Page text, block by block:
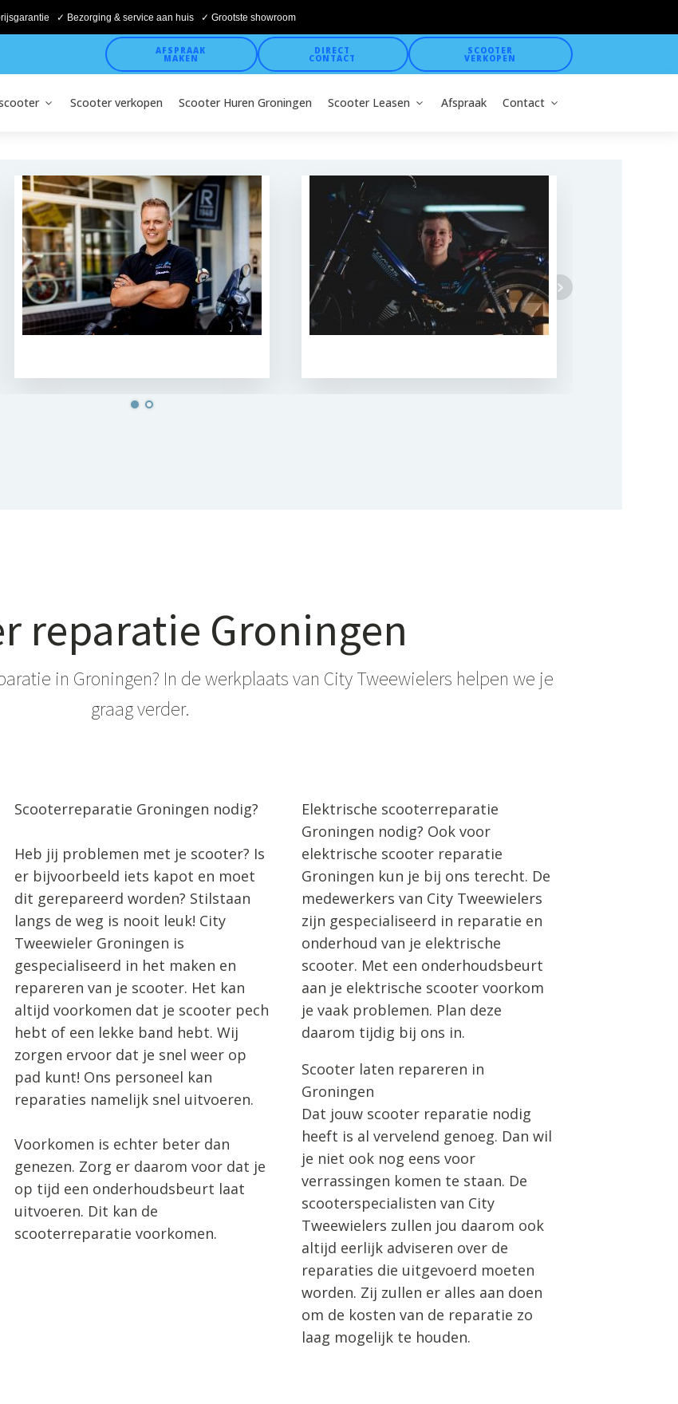
✓ Bezorging & service aan huis ✓ Grootste showroom
AFSPRAAK
MAKEN
DIRECT
CONTACT
SCOOTER
VERKOPEN
Scooter verkopen Scooter Huren Groningen Scooter Leasen Afspraak Contact
reparatie Groningen
in Groningen? In de werkplaats van City Tweewielers helpen we je
graag verder.
Scooterreparatie Groningen nodig?
Heb jij problemen met je scooter? Is
er bijvoorbeeld iets kapot en moet
dit gerepareerd worden? Stilstaan
langs de weg is nooit leuk! City
Tweewieler Groningen is
gespecialiseerd in het maken en
repareren van je scooter. Het kan
altijd voorkomen dat je scooter pech
hebt of een lekke band hebt. Wij
zorgen ervoor dat je snel weer op
pad kunt! Ons personeel kan
reparaties namelijk snel uitvoeren.
Voorkomen is echter beter dan
genezen. Zorg er daarom voor dat je
op tijd een onderhoudsbeurt laat
uitvoeren. Dit kan de
scooterreparatie voorkomen.
Elektrische scooterreparatie
Groningen nodig? Ook voor
elektrische scooter reparatie
Groningen kun je bij ons terecht. De
medewerkers van City Tweewielers
zijn gespecialiseerd in reparatie en
onderhoud van je elektrische
scooter. Met een onderhoudsbeurt
aan je elektrische scooter voorkom
je vaak problemen. Plan deze
daarom tijdig bij ons in.
Scooter laten repareren in
Groningen
Dat jouw scooter reparatie nodig
heeft is al vervelend genoeg. Dan wil
je niet ook nog eens voor
verrassingen komen te staan. De
scooterspecialisten van City
Tweewielers zullen jou daarom ook
altijd eerlijk adviseren over de
reparaties die uitgevoerd moeten
worden. Zij zullen er alles aan doen
om de kosten van de reparatie zo
laag mogelijk te houden.